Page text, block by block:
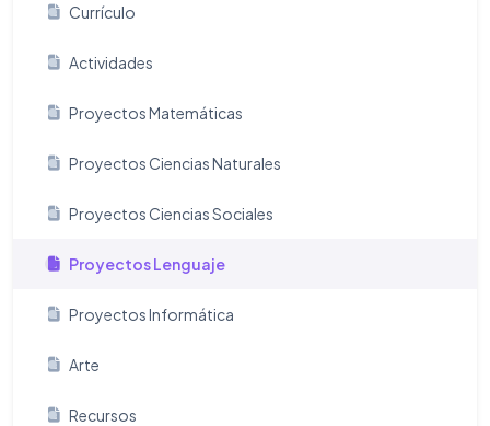
Currículo
Actividades
Proyectos Matemáticas
Proyectos Ciencias Naturales
Proyectos Ciencias Sociales
Proyectos Lenguaje
Proyectos Informática
Arte
Recursos